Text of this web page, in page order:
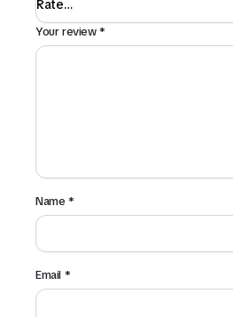
Your review*
Name*
Email *